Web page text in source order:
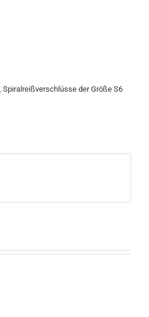
Spiralreißverschlüsse der Größe S6